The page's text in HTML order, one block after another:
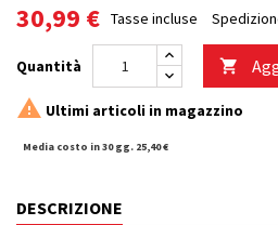
30,99 € Tasse incluse
Quantità 
 Ultimi articoli in magazzino
Media costo in 30 gg. 25,40 €
DESCRIZIONE